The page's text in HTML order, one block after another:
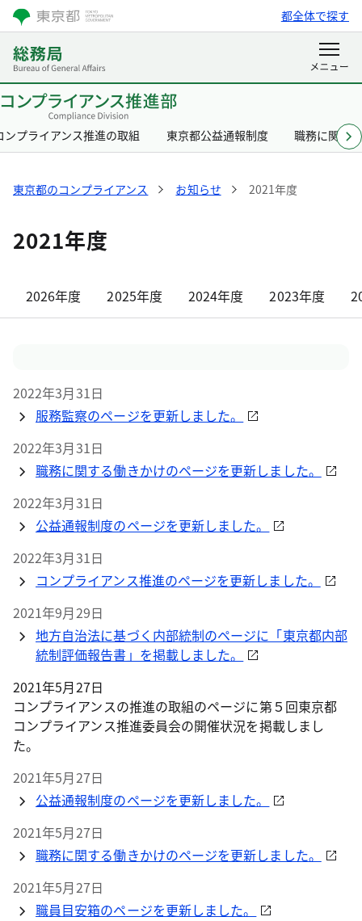
都全体で探す
ンプライアンス推進の取組 東京都公益通報制度 職務に関す
東京都のコンプライアンス お知らせ 2021年度
2021年度
2026年度 2025年度 2024年度 2023年度
2022年3月31日
服務監察のページを更新しました。
2022年3月31日
職務に関する働きかけのページを更新しました。
2022年3月31日
公益通報制度のページを更新しました。
2022年3月31日
コンプライアンス推進のページを更新しました。
2021年9月29日
地方自治法に基づく内部統制のページに「東京都内部
統制評価報告書」を掲載しました。
2021年5月27日
コンプライアンスの推進の取組のページに第５回東京都
コンプライアンス推進委員会の開催状況を掲載しまし
た。
2021年5月27日
公益通報制度のページを更新しました。
2021年5月27日
職務に関する働きかけのページを更新しました。
2021年5月27日
職員目安箱のページを更新しました。